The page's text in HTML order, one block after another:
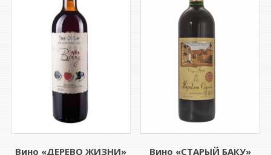
Вино «ДЕРЕВО ЖИЗНИ»
Вино «СТАРЫЙ БАКУ»